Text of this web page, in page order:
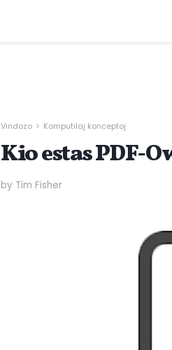
Vindozo Komputilaj konceptoj
Kio estas PDF-
by Tim Fisher